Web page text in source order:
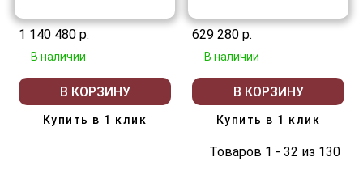
1 140 480 р.
В наличии
В КОРЗИНУ
Купить в 1 клик
629 280 р.
В наличии
В КОРЗИНУ
Купить в 1 клик
Товаров 1 - 32 из 130